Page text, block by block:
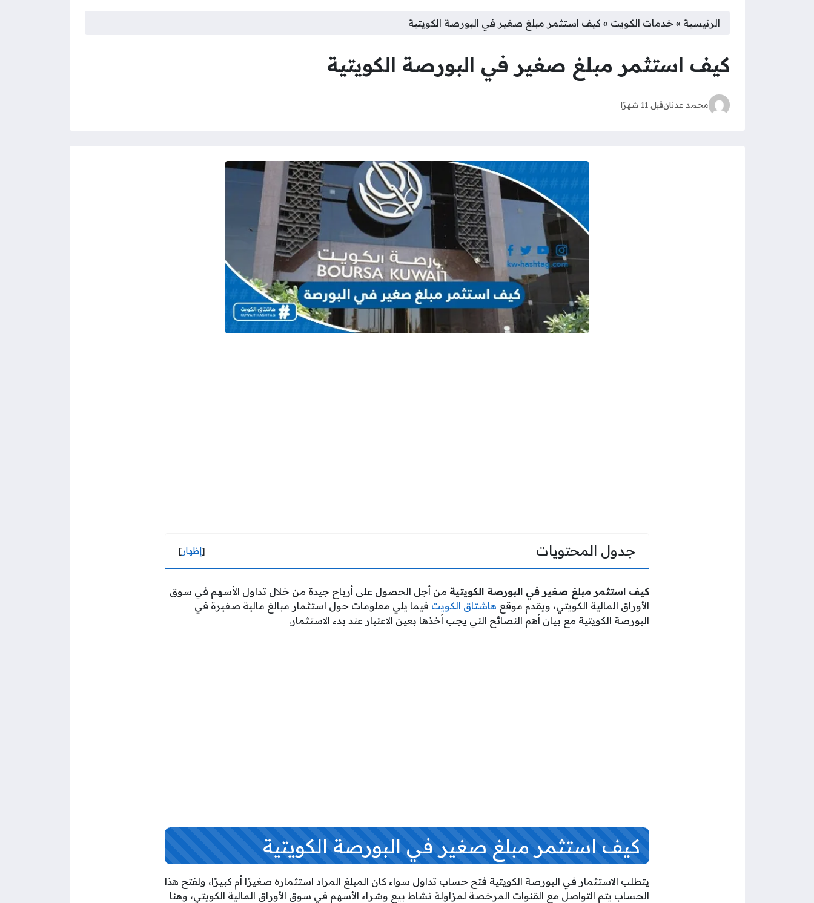
الرئيسية » خدمات الكويت » كيف استثمر مبلغ صغير في البورصة الكويتية
كيف استثمر مبلغ صغير في البورصة الكويتية
محمد عدنانقبل 11 شهرًا
جدول المحتويات [إظهار]
كيف استثمر مبلغ صغير في البورصة الكويتية من أجل الحصول على أرباح جيدة من خلال تداول الأسهم في سوق
الأوراق المالية الكويتي، ويقدم موقع هاشتاق الكويت فيما يلي معلومات حول استثمار مبالغ مالية صغيرة في
البورصة الكويتية مع بيان أهم النصائح التي يجب أخذها بعين الاعتبار عند بدء الاستثمار.
كيف استثمر مبلغ صغير في البورصة الكويتية
يتطلب الاستثمار في البورصة الكويتية فتح حساب تداول سواء كان المبلغ المراد استثماره صغيرًا أم كبيرًا، ولفتح هذا
الحساب يتم التواصل مع القنوات المرخصة لمزاولة نشاط بيع وشراء الأسهم في سوق الأوراق المالية الكويتي، وهنا